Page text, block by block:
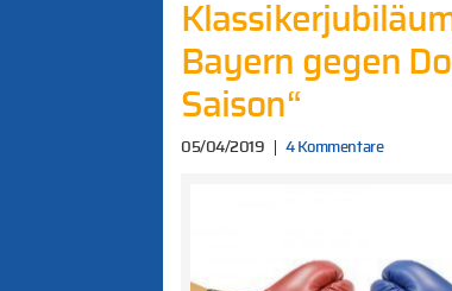
Bayern gegen
Saison“
05/04/2019 4 Kommentare